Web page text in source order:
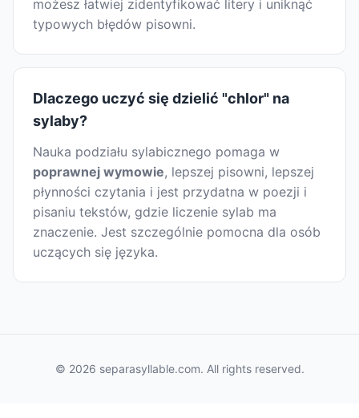
możesz łatwiej zidentyfikować litery i uniknąć
typowych błędów pisowni.
Dlaczego uczyć się dzielić "chlor" na
sylaby?
Nauka podziału sylabicznego pomaga w
poprawnej wymowie, lepszej pisowni, lepszej
płynności czytania i jest przydatna w poezji i
pisaniu tekstów, gdzie liczenie sylab ma
znaczenie. Jest szczególnie pomocna dla osób
uczących się języka.
© 2026 separasyllable.com. All rights reserved.